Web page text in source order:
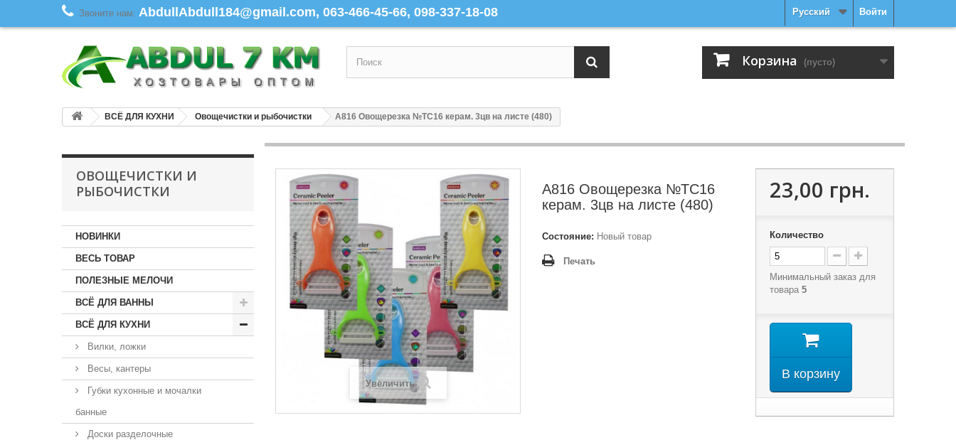
Войти
Русский
Звоните нам: AbdullAbdull184@gmail.com, 063-466-45-66, 098-337-18-08
Корзина (пусто)
ВСЁ ДЛЯ КУХНИ Овощечистки и рыбочистки A816 Овощерезка №ТС16 керам. 3цв на листе (480)
ОВОЩЕЧИСТКИ И
РЫБОЧИСТКИ
НОВИНКИ
ВЕСЬ ТОВАР
ПОЛЕЗНЫЕ МЕЛОЧИ
ВСЁ ДЛЯ ВАННЫ
ВСЁ ДЛЯ КУХНИ
Вилки, ложки
Весы, кантеры
Губки кухонные и мочалки
банные
Доски разделочные
Увеличить
A816 Овощерезка №ТС16
керам. 3цв на листе (480)
Состояние: Новый товар
Печать
23,00 грн.
Количество
Минимальный заказ для
товара 5
В корзину